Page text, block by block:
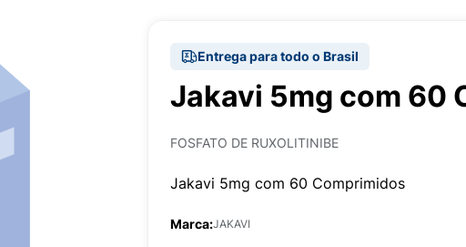
Entrega para todo o Brasil
Jakavi 5mg com 60
FOSFATO DE RUXOLITINIBE
Jakavi 5mg com 60 Comprimidos
Marca:JAKAVI